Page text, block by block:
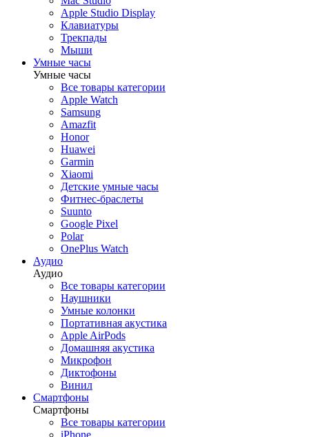
Умные очки
Умные кольца
Товары для дома
Назад
Товары для дома
Все товары категории
Пылесосы
Роботы-пылесосы
Красота и здоровье
Для кухни
Умный дом
Dyson
Инструменты
Аксессуары
Климат
Назад
Красота и здоровье
Все товары категории
Фены Dyson
Стайлеры Dyson
Выпрямители волос Dyson
Фены Dreame
Аксессуары Dyson
Винил
Apple Studio Display
Клавиатуры
Трекпады
Мыши
Умные часы
Умные часы
Все товары категории
Apple Watch
Samsung
Amazfit
Honor
Huawei
Garmin
Xiaomi
Детские умные часы
Фитнес-браслеты
Suunto
Google Pixel
Polar
OnePlus Watch
Аудио
Аудио
Все товары категории
Наушники
Умные колонки
Портативная акустика
Apple AirPods
Домашняя акустика
Микрофон
Диктофоны
Винил
Смартфоны
Смартфоны
Все товары категории
iPhone